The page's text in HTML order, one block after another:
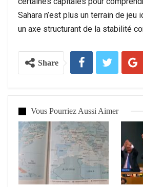
Sahara n’est plus un terrain de jeu
un axe structurant de la stabilité
Share
Vous Pourriez Aussi Aimer